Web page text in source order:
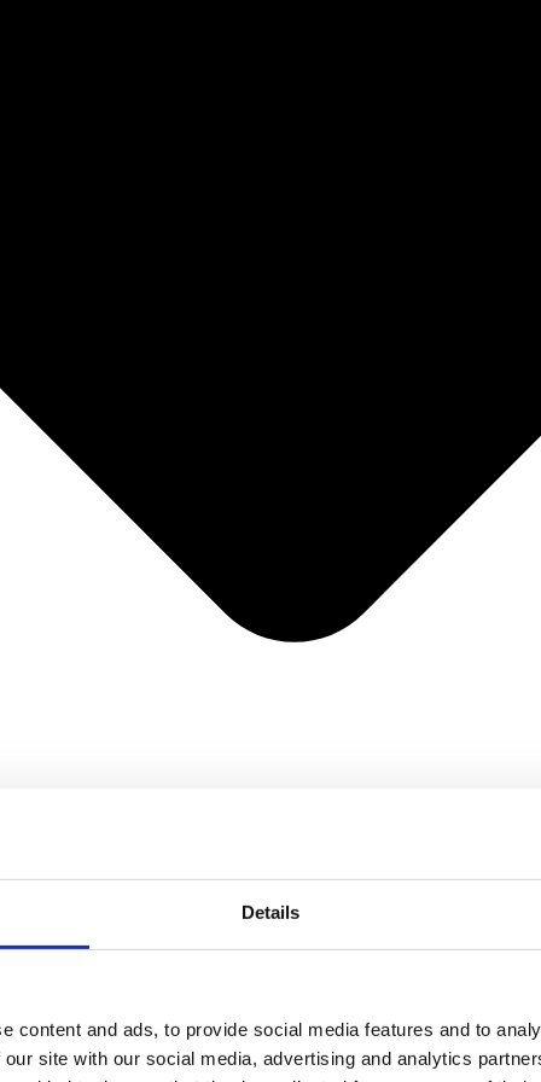
Details
content and ads, to provide social media features and to
site with our social media, advertising and analytics